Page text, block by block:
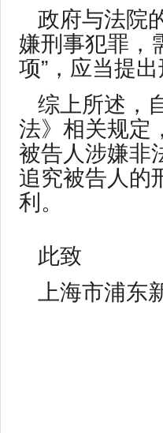
政府与法院
嫌刑事犯罪，
项”，应当提出
综上所述，
法》相关规定
被告人涉嫌非
追究被告人的
利。
此致
上海市浦东